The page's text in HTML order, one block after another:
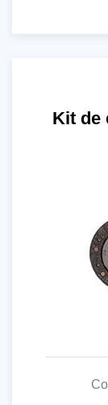
Kit de